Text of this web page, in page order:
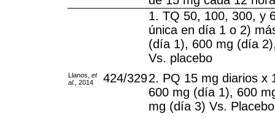
Llanos, et
al., 2014 424/329
1. TQ 50, 100, 300, y
única en día 1 o 2)
(día 1), 600 mg (día
Vs. placebo
2. PQ 15 mg diarios x
600 mg (día 1), 600
mg (día 3) Vs. Placebo